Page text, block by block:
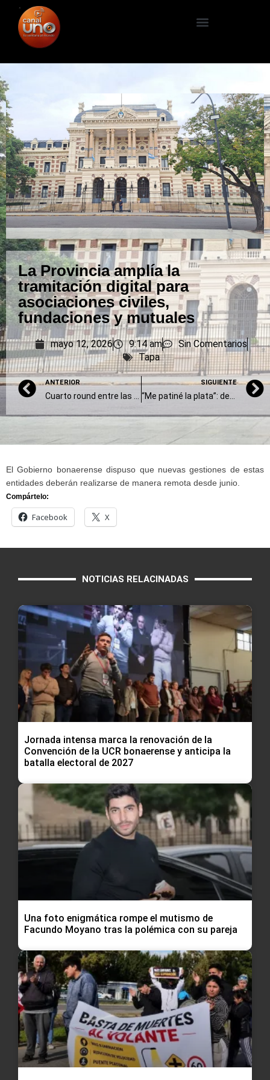
La Provincia amplía la
tramitación digital para
asociaciones civiles,
fundaciones y mutuales
mayo 12, 2026 9:14 am
Sin Comentarios
Tapa
ANTERIOR SIGUIENTE
El Gobierno bonaerense dispuso que nuevas gestiones de estas
entidades deberán realizarse de manera remota desde junio.
Compártelo:
Facebook X
NOTICIAS RELACINADAS
Jornada intensa marca la renovación de la
Convención de la UCR bonaerense y anticipa la
batalla electoral de 2027
Una foto enigmática rompe el mutismo de
Facundo Moyano tras la polémica con su pareja